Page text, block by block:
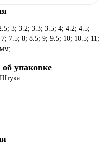
3; 3.2; 3.3; 3.5; 4; 4.2; 4.5;
7.5; 8; 8.5; 9; 9.5; 10; 10.5; 11;
упаковке